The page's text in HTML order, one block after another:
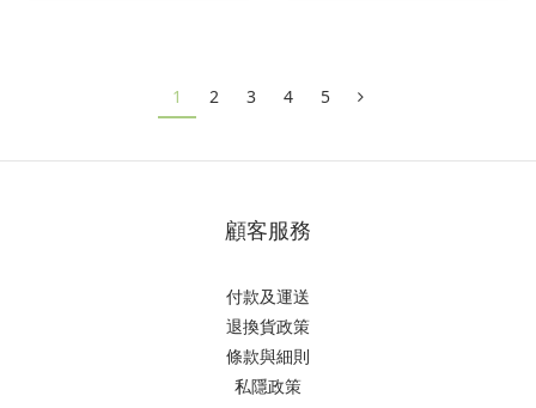
1 2 3 4 5
顧客服務
付款及運送
退換貨政策
條款與細則
私隱政策